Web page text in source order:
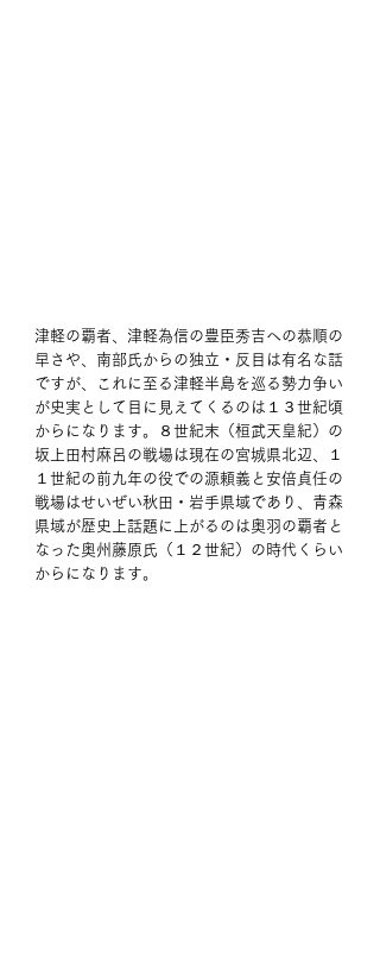
津軽の覇者、津軽為信の豊臣秀吉への恭順の
早さや、南部氏からの独立・反目は有名な話
ですが、これに至る津軽半島を巡る勢力争い
が史実として目に見えてくるのは１３世紀頃
からになります。８世紀末（桓武天皇紀）の
坂上田村麻呂の戦場は現在の宮城県北辺、１
１世紀の前九年の役での源頼義と安倍貞任の
戦場はせいぜい秋田・岩手県域であり、青森
県域が歴史上話題に上がるのは奥羽の覇者と
なった奥州藤原氏（１２世紀）の時代くらい
からになります。